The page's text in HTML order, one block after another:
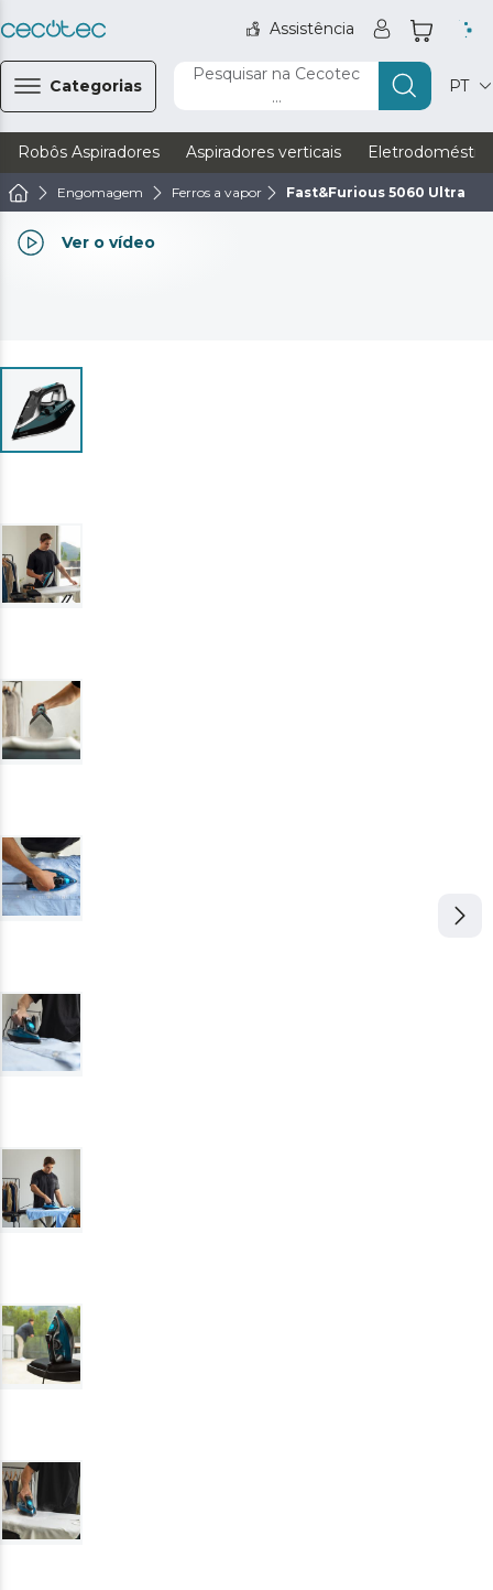
Assistência
Categorias
Pesquisar na Cecotec
...
PT
Robôs Aspiradores Aspiradores verticais
Engomagem Ferros a vapor Fast&Furious 5060 Ultra
Ver o vídeo